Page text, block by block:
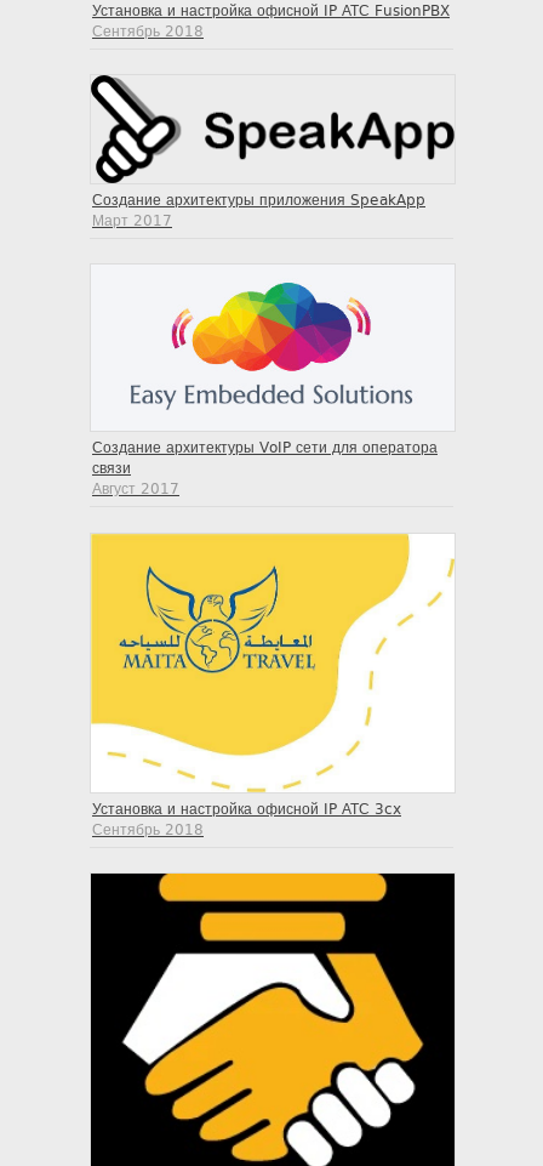
Установка и настройка офисной IP АТС FusionPBX
Сентябрь 2018
Создание архитектуры приложения SpeakApp
Март 2017
Создание архитектуры VoIP сети для оператора
связи
Август 2017
Установка и настройка офисной IP АТС 3cx
Сентябрь 2018